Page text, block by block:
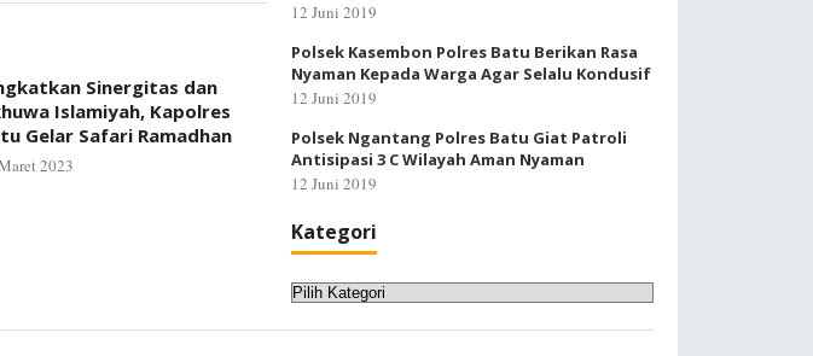
Sinergitas dan
Islamiyah, Kapolres
Gelar Safari Ramadhan
2023
12 Juni 2019
Polsek Kasembon Polres Batu Berikan Rasa
Nyaman Kepada Warga Agar Selalu Kondusif
12 Juni 2019
Polsek Ngantang Polres Batu Giat Patroli
Antisipasi 3 C Wilayah Aman Nyaman
12 Juni 2019
Kategori
Kategori